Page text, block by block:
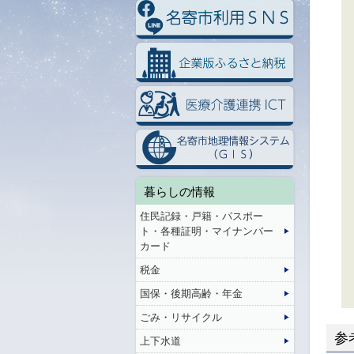
参
暮らしの情報
住民記録・戸籍・パスポー
ト・各種証明・マイナンバー
カード
税金
国保・後期高齢・年金
ごみ・リサイクル
上下水道